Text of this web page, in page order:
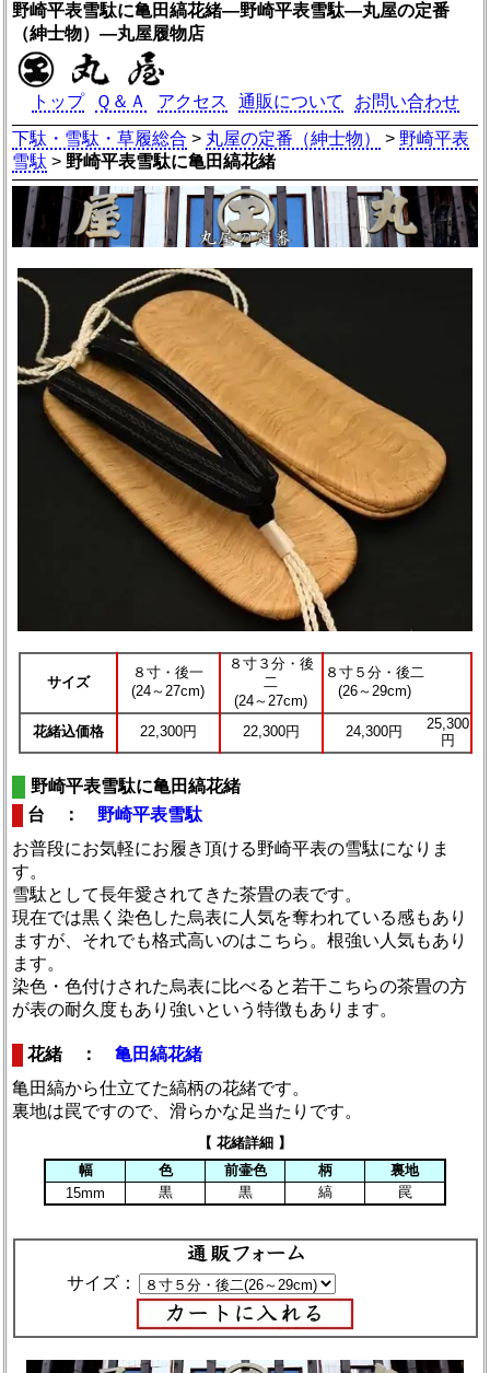
野崎平表雪駄に亀田縞花緒―野崎平表雪駄―丸屋の定番
（紳士物）―丸屋履物店
トップ Ｑ＆Ａ アクセス 通販について
お問い合わせ
下駄・雪駄・草履総合 > 丸屋の定番（紳士物） > 野崎平表
雪駄 > 野崎平表雪駄に亀田縞花緒
サイズ
８寸・後一
(24～27cm)
８寸３分・後
二
(24～27cm)
８寸５分・後二
(26～29cm)
花緒込価格 22,300円 22,300円 24,300円
25,300
円
野崎平表雪駄に亀田縞花緒
台 ： 野崎平表雪駄
お普段にお気軽にお履き頂ける野崎平表の雪駄になりま
す。
雪駄として長年愛されてきた茶畳の表です。
現在では黒く染色した烏表に人気を奪われている感もあり
ますが、それでも格式高いのはこちら。根強い人気もあり
ます。
染色・色付けされた烏表に比べると若干こちらの茶畳の方
が表の耐久度もあり強いという特徴もあります。
花緒 ：亀田縞花緒
亀田縞から仕立てた縞柄の花緒です。
裏地は罠ですので、滑らかな足当たりです。
【 花緒詳細 】
幅
色 前壷色 柄
裏地
15mm
黒 黒 縞 罠
サイズ：